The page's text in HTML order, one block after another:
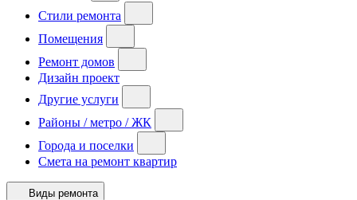
Стили ремонта
Помещения
Ремонт домов
Дизайн проект
Другие услуги
Районы / метро / ЖК
Города и поселки
Смета на ремонт квартир
Виды ремонта